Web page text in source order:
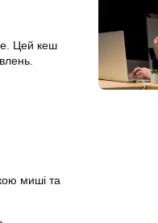
Цей кеш
миші та